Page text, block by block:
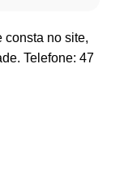
consta no site,
Telefone: 47